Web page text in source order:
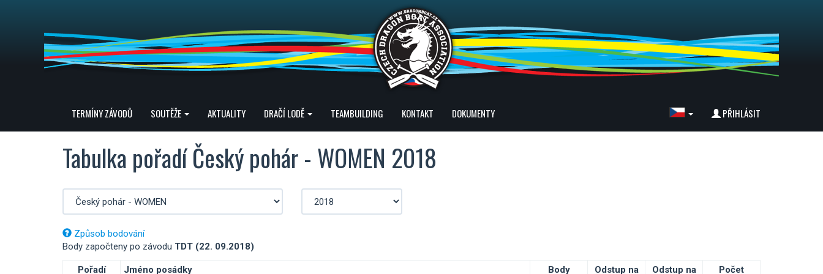
TERMÍNY ZÁVODŮ SOUTĚŽE AKTUALITY DRAČÍ LODĚ TEAMBUILDING KONTAKT DOKUMENTY PŘIHLÁSIT
Tabulka pořadí Český pohár - WOMEN 2018
Způsob bodování
Body započteny po závodu TDT (22. 09.2018)
Pořadí Jméno posádky Body Odstup na Odstup na Počet